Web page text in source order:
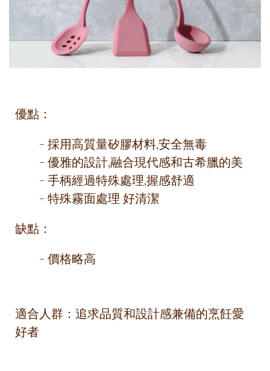
優點：
- 採用高質量矽膠材料,安全無毒
- 優雅的設計,融合現代感和古希臘的美
- 手柄經過特殊處理,握感舒適
- 特殊霧面處理 好清潔
缺點：
- 價格略高
適合人群：追求品質和設計感兼備的烹飪愛
好者